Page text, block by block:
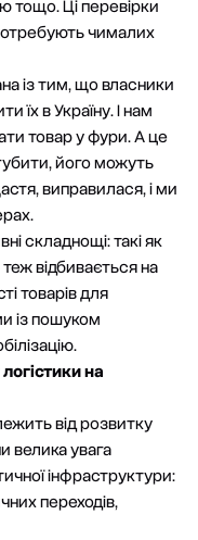
тощо. Ці перевірки
чималих
із тим, що власники
їх в Україну. І нам
товар у фури. А це
його можуть
виправилася, і ми
складнощі: такі як
відбивається на
товарів для
із пошуком
на
від розвитку
велика увага
інфраструктури:
переходів,